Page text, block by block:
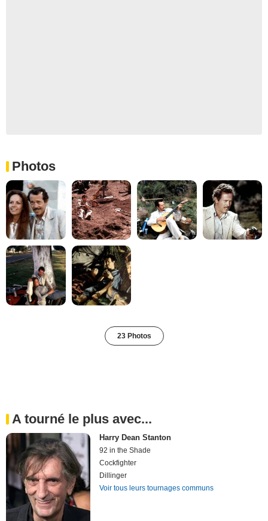
Photos
23 Photos
A tourné le plus avec...
Harry Dean Stanton
92 in the Shade
Cockfighter
Dillinger
Voir tous leurs tournages communs